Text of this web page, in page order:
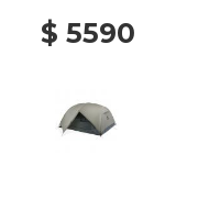
$ 5590